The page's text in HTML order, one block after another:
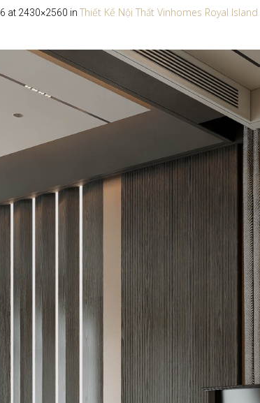
at 2430×2560 in Thiết Kế Nội Thất Vinhomes Royal